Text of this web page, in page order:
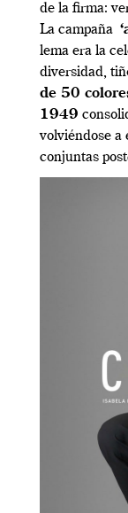
de la firma:
La campaña
lema era la
diversidad,
de 50
1949
volviéndose a
conjuntas